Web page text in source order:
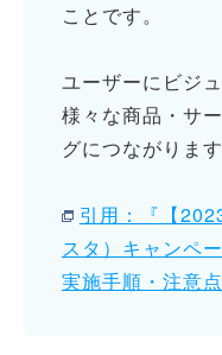
ことです。
ユーザーにビジ
様々な商品・サ
グにつながります
引用：『【
スタ）キャンペ
実施手順・注意